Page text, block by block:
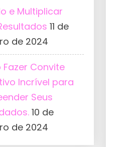
e Multiplicar
11 de
de 2024
Convite
Incrível para
Seus
10 de
de 2024